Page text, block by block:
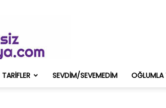
ve
Onun
Sağlık
Deneyimleri
TARIFLER SEVDIM/SEVEMEDIM OĞLUMLA